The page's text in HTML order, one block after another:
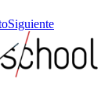
Siguiente